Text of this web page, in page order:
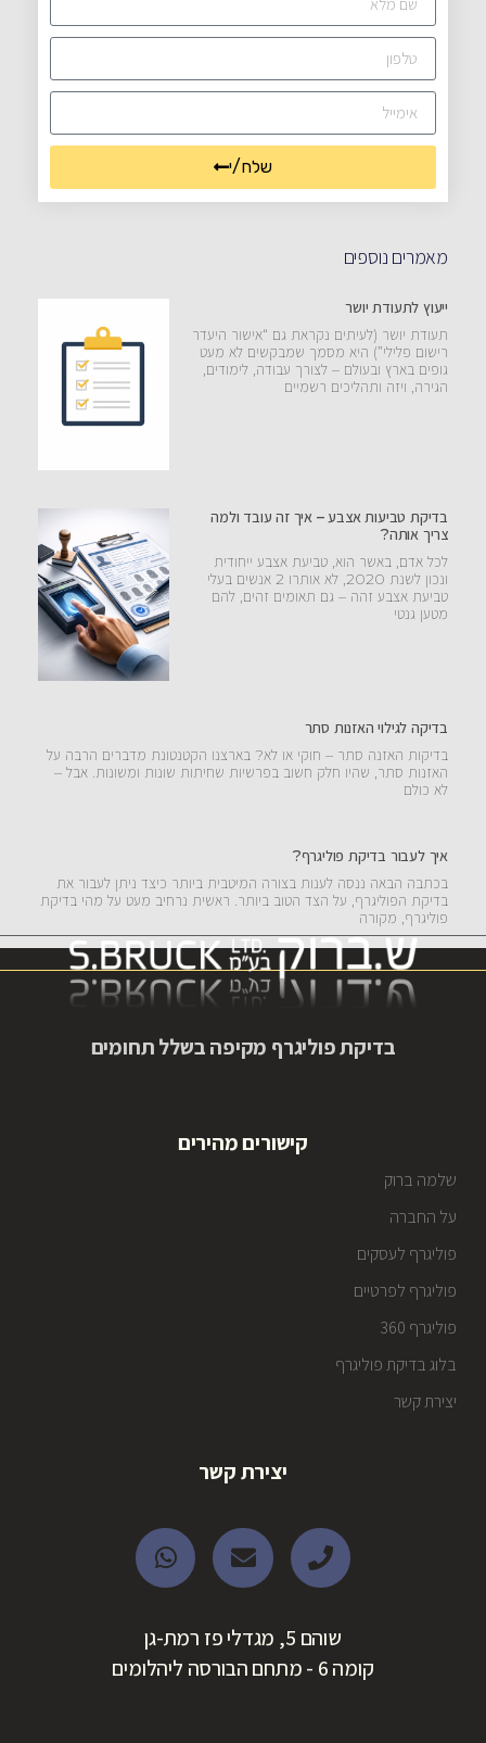
שלח/י
מאמרים נוספים
ייעוץ לתעודת יושר
תעודת יושר (לעיתים נקראת גם “אישור היעדר
רישום פלילי”) היא מסמך שמבקשים לא מעט
גופים בארץ ובעולם – לצורך עבודה, לימודים,
הגירה, ויזה ותהליכים רשמיים
בדיקת טביעות אצבע – איך זה עובד ולמה
צריך אותה?
לכל אדם, באשר הוא, טביעת אצבע ייחודית
ונכון לשנת 2020, לא אותרו 2 אנשים בעלי
טביעת אצבע זהה – גם תאומים זהים, להם
מטען גנטי
בדיקה לגילוי האזנות סתר
בדיקות האזנה סתר – חוקי או לא? בארצנו הקטנטונת מדברים הרבה על
האזנות סתר, שהיו חלק חשוב בפרשיות שחיתות שונות ומשונות. אבל –
לא כולם
איך לעבור בדיקת פוליגרף?
בכתבה הבאה ננסה לענות בצורה המיטבית ביותר כיצד ניתן לעבור את
בדיקת הפוליגרף, על הצד הטוב ביותר. ראשית נרחיב מעט על מהי בדיקת
פוליגרף, מקורה
בדיקת פוליגרף מקיפה בשלל תחומים
קישורים מהירים
שלמה ברוק
על החברה
פוליגרף לעסקים
פוליגרף לפרטיים
פוליגרף 360
בלוג בדיקת פוליגרף
יצירת קשר
יצירת קשר
שוהם 5, מגדלי פז רמת-גן
קומה 6 - מתחם הבורסה ליהלומים